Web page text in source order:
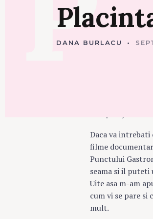
L
A
T
DANA BURLACU
Daca va intrebati
filme
Punctului
seama si il puteti
Uite asa m-am
cum vi se pare si
mult.